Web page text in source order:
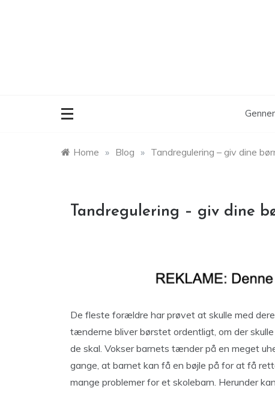
Home » Blog » Tandregulering – giv dine
Tandregulering – giv dine
De fleste forældre har prøvet at skulle med
tænderne bliver børstet ordentligt, om der
de skal. Vokser barnets tænder på en meget
gange, at barnet kan få en bøjle på for at få
mange problemer for et skolebarn. Herunder